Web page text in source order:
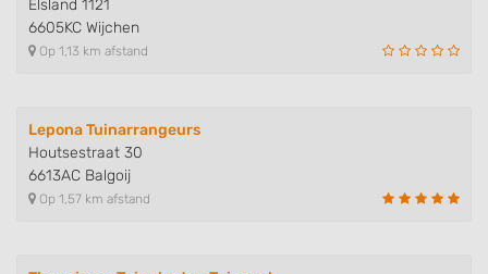
Elsland 1121
6605KC Wijchen
Op 1,13 km afstand
Lepona Tuinarrangeurs
Houtsestraat 30
6613AC Balgoij
Op 1,57 km afstand